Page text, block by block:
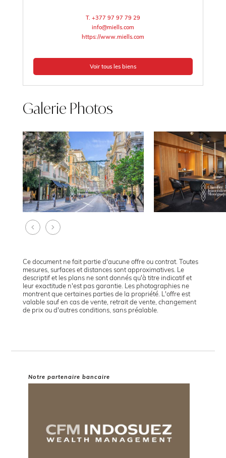
T. +377 97 97 79 29
info@miells.com
https://www.miells.com
Voir tous les biens
Galerie Photos
Ce document ne fait partie d'aucune offre ou contrat. Toutes
mesures, surfaces et distances sont approximatives. Le
descriptif et les plans ne sont donnés qu'à titre indicatif et
leur exactitude n'est pas garantie. Les photographies ne
montrent que certaines parties de la propriété. L'offre est
valable sauf en cas de vente, retrait de vente, changement
de prix ou d'autres conditions, sans préalable.
Notre partenaire bancaire